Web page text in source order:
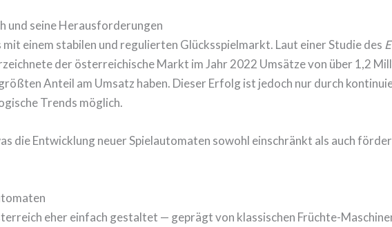
seine Herausforderungen
einem stabilen und regulierten Glücksspielmarkt. Laut einer Studie des
der österreichische Markt im Jahr 2022 Umsätze von über 1,2
Anteil am Umsatz haben. Dieser Erfolg ist jedoch nur durch
Trends möglich.
die Entwicklung neuer Spielautomaten sowohl einschränkt als auch
eher einfach gestaltet — geprägt von klassischen Früchte-